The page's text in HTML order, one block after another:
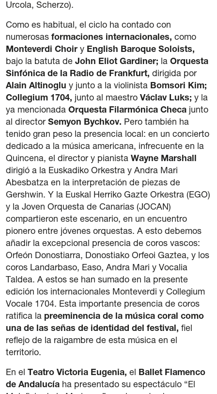
Urcola, Scherzo).
Como es habitual, el ciclo ha contado con
numerosas formaciones internacionales, como
Monteverdi Choir y English Baroque Soloists,
bajo la batuta de John Eliot Gardiner; la Orquesta
Sinfónica de la Radio de Frankfurt, dirigida por
Alain Altinoglu y junto a la violinista Bomsori Kim;
Collegium 1704, junto al maestro Václav Luks; y la
ya mencionada Orquesta Filarmónica Checa junto
al director Semyon Bychkov. Pero también ha
tenido gran peso la presencia local: en un concierto
dedicado a la música americana, infrecuente en la
Quincena, el director y pianista Wayne Marshall
dirigió a la Euskadiko Orkestra y Andra Mari
Abesbatza en la interpretación de piezas de
Gershwin. Y la Euskal Herriko Gazte Orkestra (EGO)
y la Joven Orquesta de Canarias (JOCAN)
compartieron este escenario, en un encuentro
pionero entre jóvenes orquestas. A esto debemos
añadir la excepcional presencia de coros vascos:
Orfeón Donostiarra, Donostiako Orfeoi Gaztea, y los
coros Landarbaso, Easo, Andra Mari y Vocalia
Taldea. A estos se han sumado en la presente
edición los internacionales Monteverdi y Collegium
Vocale 1704. Esta importante presencia de coros
ratifica la preeminencia de la música coral como
una de las señas de identidad del festival, fiel
reflejo de la raigambre de esta música en el
territorio.
En el Teatro Victoria Eugenia, el Ballet Flamenco
de Andalucía ha presentado su espectáculo “El